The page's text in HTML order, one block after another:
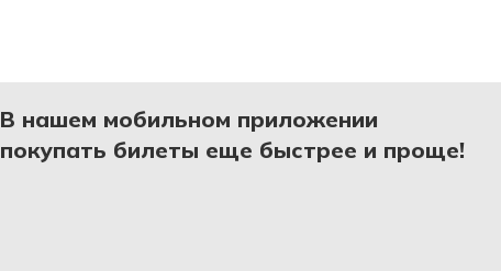
В нашем мобильном приложении
покупать билеты еще быстрее и проще!